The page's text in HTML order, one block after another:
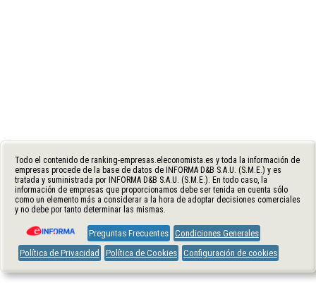
Todo el contenido de ranking-empresas.eleconomista.es y toda la información de
empresas procede de la base de datos de INFORMA D&B S.A.U. (S.M.E.) y es
tratada y suministrada por INFORMA D&B S.A.U. (S.M.E.). En todo caso, la
información de empresas que proporcionamos debe ser tenida en cuenta sólo
como un elemento más a considerar a la hora de adoptar decisiones comerciales
y no debe por tanto determinar las mismas.
Preguntas Frecuentes Condiciones Generales
Política de Privacidad
Política de Cookies Configuración de cookies